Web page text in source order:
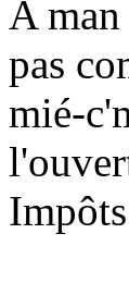
A
pas
mié-